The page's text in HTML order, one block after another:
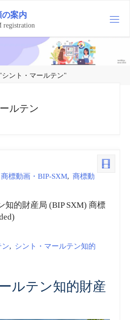
の案内
registration
ント・マールテン"
ルテン
商標動画・BIP-SXM, 商標動
知的財産局 (BIP SXM) 商標
ン, シント・マールテン知的
ルテン知的財産